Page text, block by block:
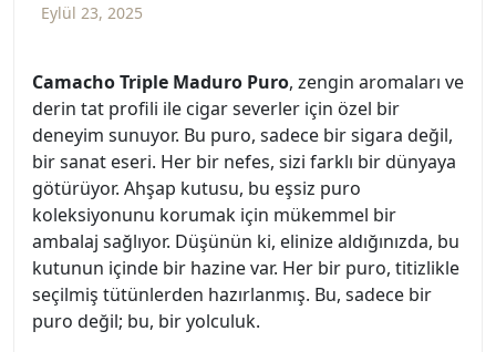
Eylül 23, 2025
Camacho Triple Maduro Puro, zengin aromaları ve
derin tat profili ile cigar severler için özel bir
deneyim sunuyor. Bu puro, sadece bir sigara değil,
bir sanat eseri. Her bir nefes, sizi farklı bir dünyaya
götürüyor. Ahşap kutusu, bu eşsiz puro
koleksiyonunu korumak için mükemmel bir
ambalaj sağlıyor. Düşünün ki, elinize aldığınızda, bu
kutunun içinde bir hazine var. Her bir puro, titizlikle
seçilmiş tütünlerden hazırlanmış. Bu, sadece bir
puro değil; bu, bir yolculuk.